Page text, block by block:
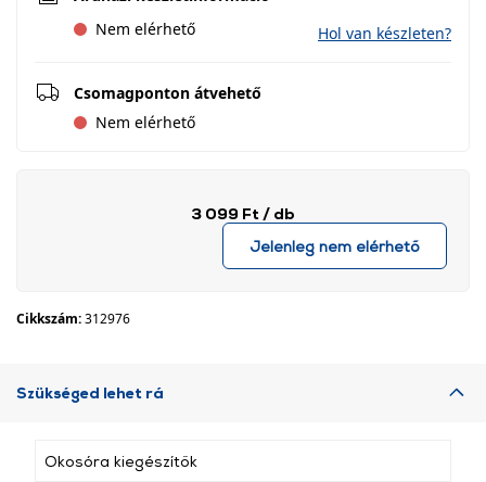
Nem elérhető
Hol van készleten?
Csomagponton átvehető
Nem elérhető
3 099 Ft / db
Jelenleg nem elérhető
Cikkszám:312976
Szükséged lehet rá
Okosóra kiegészítők